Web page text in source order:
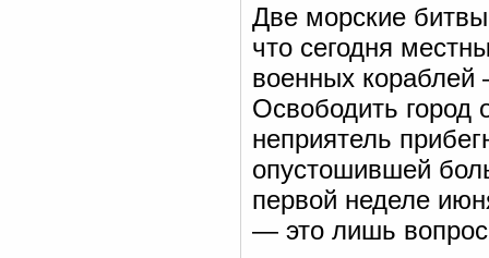
Две морские
что сегодня
военных
Освободить город
неприятель
опустошившей
первой неделе
— это лишь